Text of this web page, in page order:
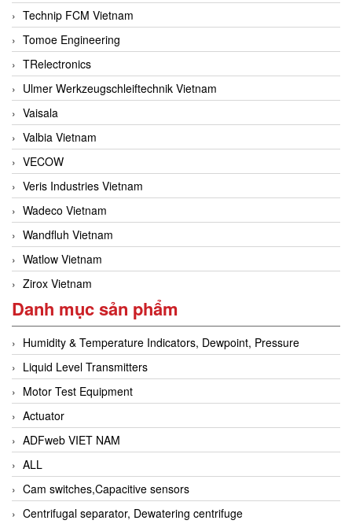
Technip FCM Vietnam
Tomoe Engineering
TRelectronics
Ulmer Werkzeugschleiftechnik Vietnam
Vaisala
Valbia Vietnam
VECOW
Veris Industries Vietnam
Wadeco Vietnam
Wandfluh Vietnam
Watlow Vietnam
Zirox Vietnam
Danh mục sản phẩm
Humidity & Temperature Indicators, Dewpoint, Pressure
Liquid Level Transmitters
Motor Test Equipment
Actuator
ADFweb VIET NAM
ALL
Cam switches,Capacitive sensors
Centrifugal separator, Dewatering centrifuge